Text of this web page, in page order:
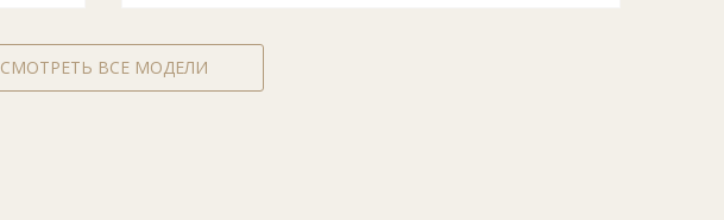
СМОТРЕТЬ ВСЕ МОДЕЛИ